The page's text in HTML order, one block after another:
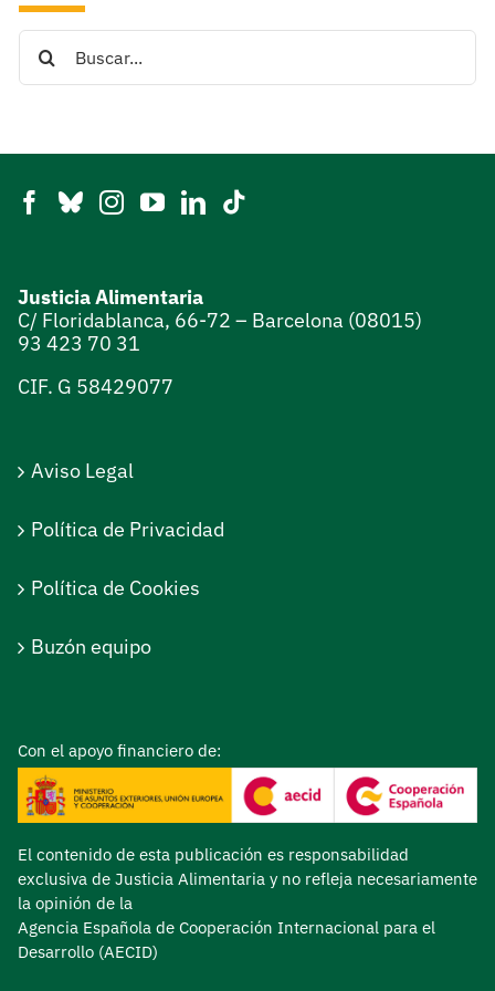
Search
for:
Justicia Alimentaria
C/ Floridablanca, 66-72 – Barcelona (08015)
93 423 70 31
CIF. G 58429077
Aviso Legal
Política de Privacidad
Política de Cookies
Buzón equipo
Con el apoyo financiero de:
El contenido de esta publicación es responsabilidad
exclusiva de Justicia Alimentaria y no refleja necesariamente
la opinión de la
Agencia Española de Cooperación Internacional para el
Desarrollo (AECID)